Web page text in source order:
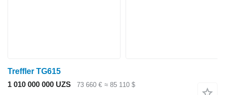
Treffler TG615
1 010 000 000 UZS
73 660 € ≈ 85 110 $